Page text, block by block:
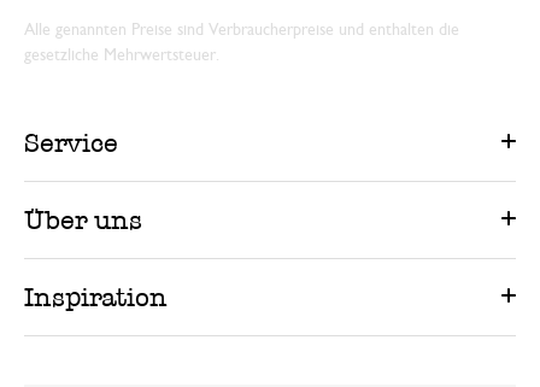
Alle genannten Preise sind Verbraucherpreise und enthalten die
gesetzliche Mehrwertsteuer.
Service
Über uns
Inspiration